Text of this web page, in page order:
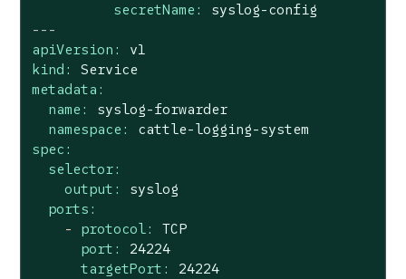
secretName:
syslog-config
---
apiVersion:
v1
kind:
Service
metadata:
name:
syslog-forwarder
namespace:
cattle-logging-system
spec:
selector:
output:
syslog
ports:
-
protocol:
TCP
port:
24224
targetPort:
24224